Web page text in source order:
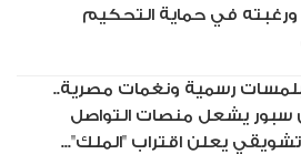
ورغبته في حماية التحكيم
رسمية ونغمات مصرية..
سبور يشعل منصات التواصل
يعلن اقتراب "الملك"...